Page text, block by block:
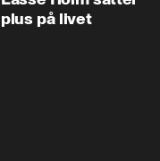
plus på livet